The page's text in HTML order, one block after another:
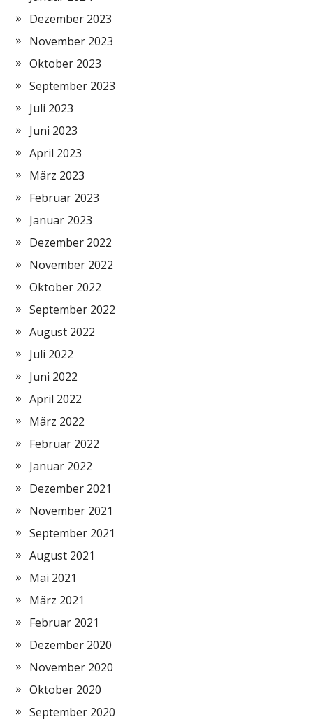
Dezember 2023
November 2023
Oktober 2023
September 2023
Juli 2023
Juni 2023
April 2023
März 2023
Februar 2023
Januar 2023
Dezember 2022
November 2022
Oktober 2022
September 2022
August 2022
Juli 2022
Juni 2022
April 2022
März 2022
Februar 2022
Januar 2022
Dezember 2021
November 2021
September 2021
August 2021
Mai 2021
März 2021
Februar 2021
Dezember 2020
November 2020
Oktober 2020
September 2020